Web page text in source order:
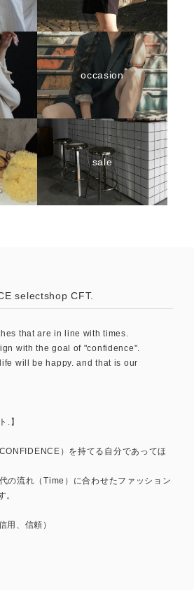
occasion
sale
selectshop CFT.
that are in line with times.
with the goal of "confidence".
will be happy. and that is our
.】
）を持てる自分であってほ
の流れ（Time）に合わせたファッション
。
用、信頼）